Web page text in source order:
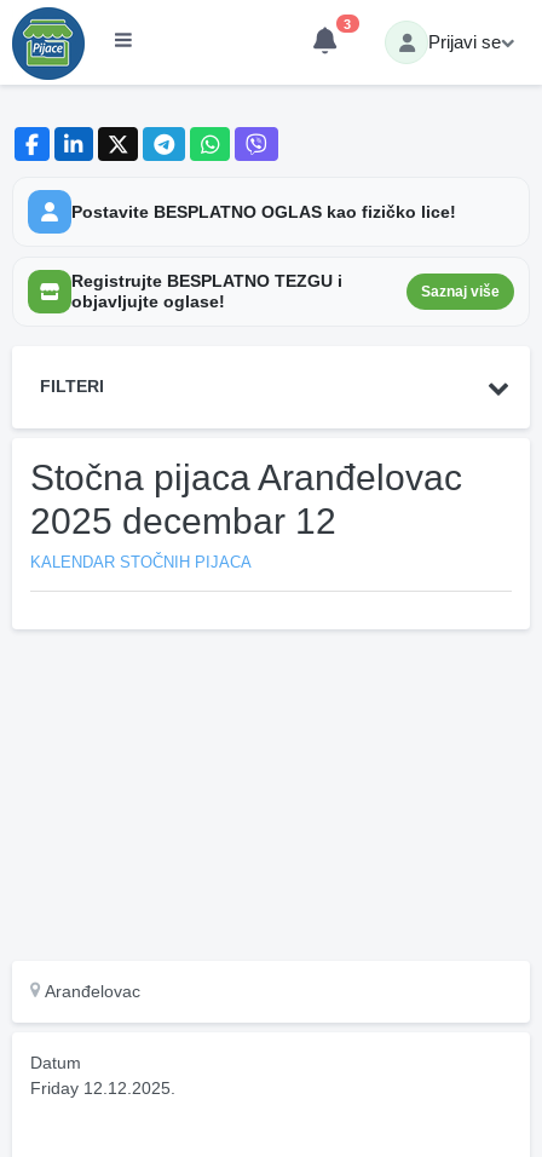
3
Prijavi se
Postavite BESPLATNO OGLAS kao fizičko lice!
Registrujte BESPLATNO TEZGU i
objavljujte oglase!
Saznaj više
FILTERI
Stočna pijaca Aranđelovac
2025 decembar 12
KALENDAR STOČNIH PIJACA
Aranđelovac
Datum
Friday 12.12.2025.